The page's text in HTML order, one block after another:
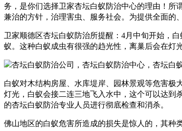
务，是你们选择卫家杏坛白蚁防治中心的理由！ 所
兼治的方针，治理害虫、服务社会。为提供全面的
卫家顺德区杏坛白蚁防治所提醒： 4月中旬开始，
蚁。这种白蚁成虫有很强的趋光性，离巢后会在灯
白蚁对木结构房屋、水库堤岸、园林景观等危害极
灯光，白蚁会接二连三地飞入水中，这个可以达到
的杏坛白蚁防治专业人员进行彻底检查和消杀。
佛山地区的白蚁危害所造成的损失是惊人的，其种